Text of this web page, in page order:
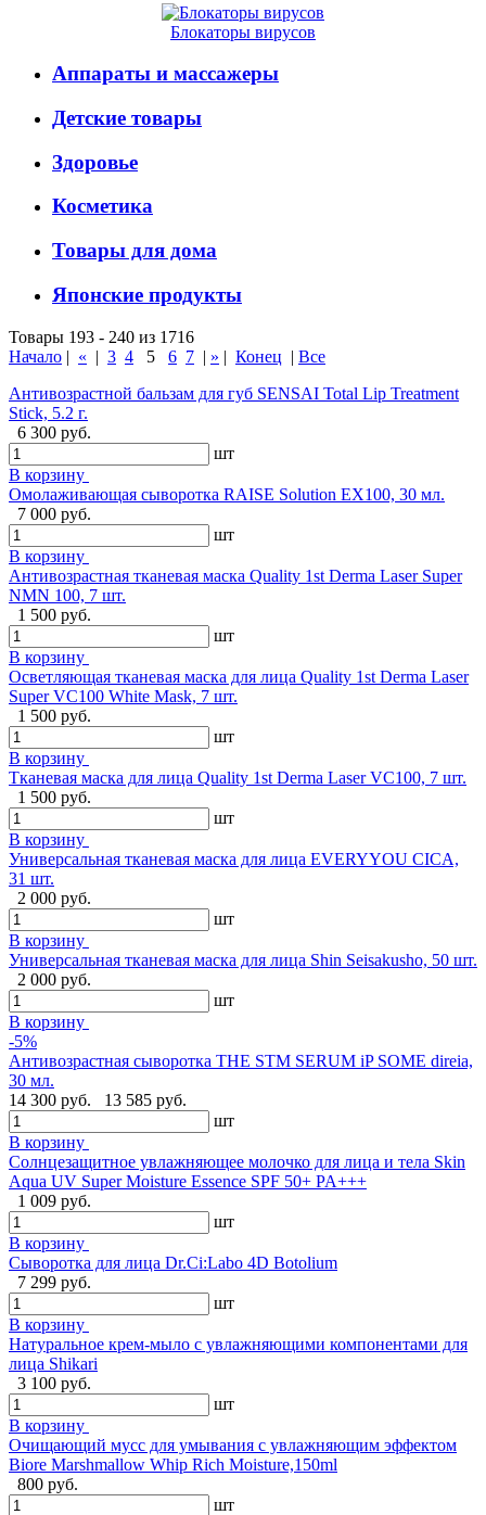
Блокаторы вирусов
Аппараты и массажеры
Детские товары
Здоровье
Косметика
Товары для дома
Японские продукты
Товары 193 - 240 из 1716
Начало | « | 3 4 5 6 7 | » | Конец | Все
Антивозрастной бальзам для губ SENSAI Total Lip Treatment
Stick, 5.2 г.
6 300 руб.
шт
В корзину
Омолаживающая сыворотка RAISE Solution EX100, 30 мл.
7 000 руб.
шт
В корзину
Антивозрастная тканевая маска Quality 1st Derma Laser Super
NMN 100, 7 шт.
1 500 руб.
шт
В корзину
Осветляющая тканевая маска для лица Quality 1st Derma Laser
Super VC100 White Mask, 7 шт.
1 500 руб.
шт
В корзину
Тканевая маска для лица Quality 1st Derma Laser VC100, 7 шт.
1 500 руб.
шт
В корзину
Универсальная тканевая маска для лица EVERYYOU CICA,
31 шт.
2 000 руб.
шт
В корзину
Универсальная тканевая маска для лица Shin Seisakusho, 50 шт.
2 000 руб.
шт
В корзину
-5%
Антивозрастная сыворотка THE STM SERUM iP SOME direia,
30 мл.
14 300 руб.
13 585 руб.
шт
В корзину
Солнцезащитное увлажняющее молочко для лица и тела Skin
Aqua UV Super Moisture Essence SPF 50+ PA+++
1 009 руб.
шт
В корзину
Сыворотка для лица Dr.Ci:Labo 4D Botolium
7 299 руб.
шт
В корзину
Натуральное крем-мыло с увлажняющими компонентами для
лица Shikari
3 100 руб.
шт
В корзину
Очищающий мусс для умывания с увлажняющим эффектом
Biore Marshmallow Whip Rich Moisture,150ml
800 руб.
шт